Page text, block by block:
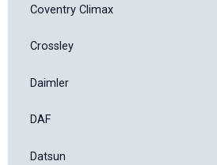
Coventry Climax
Crossley
Daimler
DAF
Datsun